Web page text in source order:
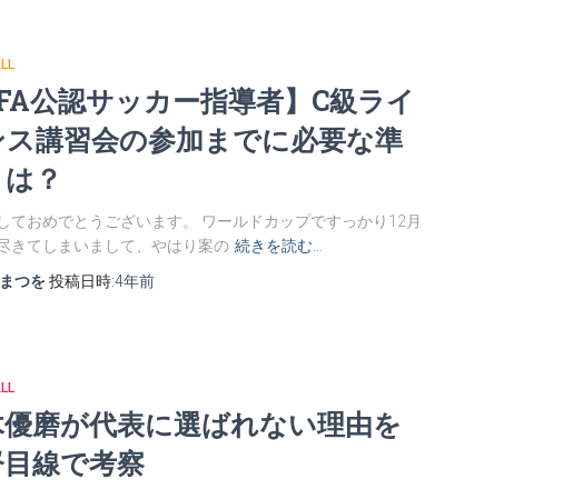
公認サッカー指導者】C級ライ
講習会の参加までに必要な準
？
ておめでとうございます。 ワールドカップですっかり12月
きてしまいまして、やはり案の 続きを読む…
まつを投稿日時:4年前
磨が代表に選ばれない理由を
線で考察